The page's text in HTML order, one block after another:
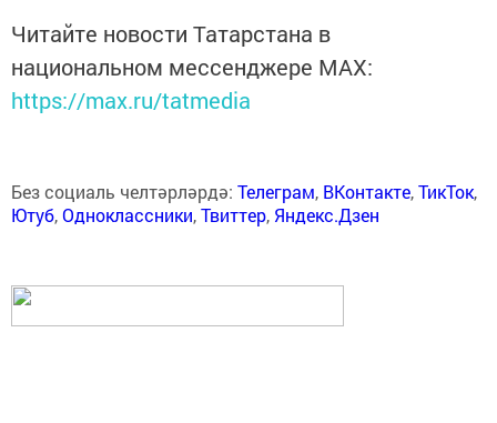
Читайте новости Татарстана в
национальном мессенджере MАХ:
https://max.ru/tatmedia
Без социаль челтәрләрдә: Телеграм, ВКонтакте,ТикТок,
Ютуб,Одноклассники,Твиттер, Яндекс.Дзен